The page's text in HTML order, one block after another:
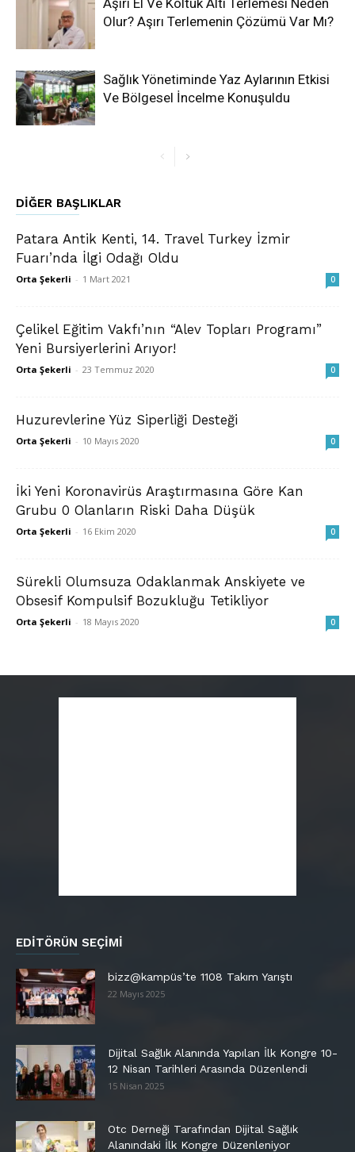
Olur? Aşırı Terlemenin Çözümü Var Mı?
Sağlık Yönetiminde Yaz Aylarının Etkisi
Ve Bölgesel İncelme Konuşuldu
DIĞER BAŞLIKLAR
Patara Antik Kenti, 14. Travel Turkey İzmir
Fuarı’nda İlgi Odağı Oldu
Orta Şekerli - 1 Mart 2021 0
Çelikel Eğitim Vakfı’nın “Alev Topları Programı”
Yeni Bursiyerlerini Arıyor!
Orta Şekerli - 23 Temmuz 2020 0
Huzurevlerine Yüz Siperliği Desteği
Orta Şekerli - 10 Mayıs 2020 0
İki Yeni Koronavirüs Araştırmasına Göre Kan
Grubu 0 Olanların Riski Daha Düşük
Orta Şekerli - 16 Ekim 2020 0
Sürekli Olumsuza Odaklanmak Anskiyete ve
Obsesif Kompulsif Bozukluğu Tetikliyor
Orta Şekerli - 18 Mayıs 2020 0
EDITÖRÜN SEÇIMI
bizz@kampüs’te 1108 Takım Yarıştı
22 Mayıs 2025
Dijital Sağlık Alanında Yapılan İlk Kongre 10-
12 Nisan Tarihleri Arasında Düzenlendi
15 Nisan 2025
Otc Derneği Tarafından Dijital Sağlık
Alanındaki İlk Kongre Düzenleniyor